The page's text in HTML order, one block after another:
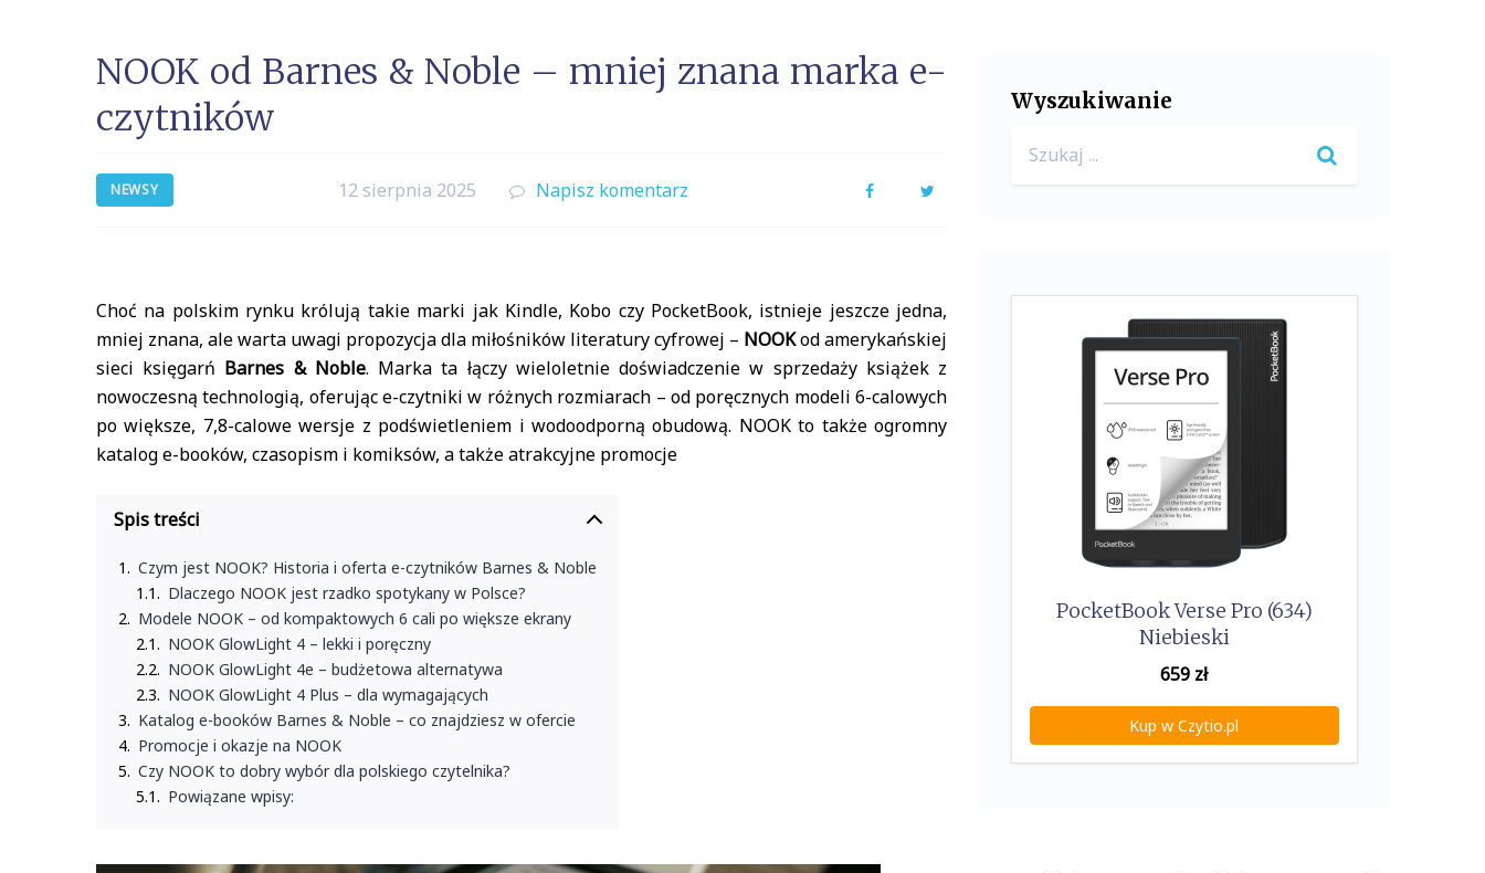
NOOK od Barnes & Noble – mniej znana marka e-
czytników
NEWSY 12 sierpnia 2025 Napisz komentarz FacebookTwitter
Choć na polskim rynku królują takie marki jak Kindle, Kobo czy PocketBook, istnieje jeszcze jedna,
mniej znana, ale warta uwagi propozycja dla miłośników literatury cyfrowej – NOOKod amerykańskiej
sieci księgarń Barnes & Noble. Marka ta łączy wieloletnie doświadczenie w sprzedaży książek z
nowoczesną technologią, oferując e-czytniki w różnych rozmiarach – od poręcznych modeli 6-calowych
po większe, 7,8-calowe wersje z podświetleniem i wodoodporną obudową. NOOK to także ogromny
katalog e-booków, czasopism i komiksów, a także atrakcyjne promocje
Spis treści
Czym jest NOOK? Historia i oferta e-czytników Barnes & Noble
Dlaczego NOOK jest rzadko spotykany w Polsce?
Modele NOOK – od kompaktowych 6 cali po większe ekrany
NOOK GlowLight 4 – lekki i poręczny
NOOK GlowLight 4e – budżetowa alternatywa
NOOK GlowLight 4 Plus – dla wymagających
Katalog e-booków Barnes & Noble – co znajdziesz w ofercie
Promocje i okazje na NOOK
Czy NOOK to dobry wybór dla polskiego czytelnika?
Powiązane wpisy:
Wyszukiwanie
for:
PocketBook Verse Pro (634)
Niebieski
659 zł
Kup w Czytio.pl